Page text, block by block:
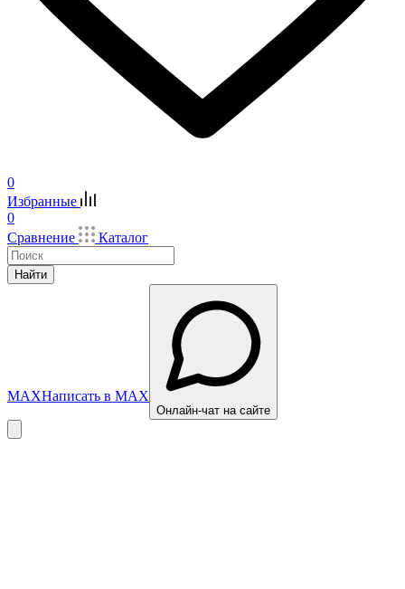
0
Избранные
0
Сравнение
Каталог
Найти
MAXНаписать в MAX
Онлайн-чат на сайте